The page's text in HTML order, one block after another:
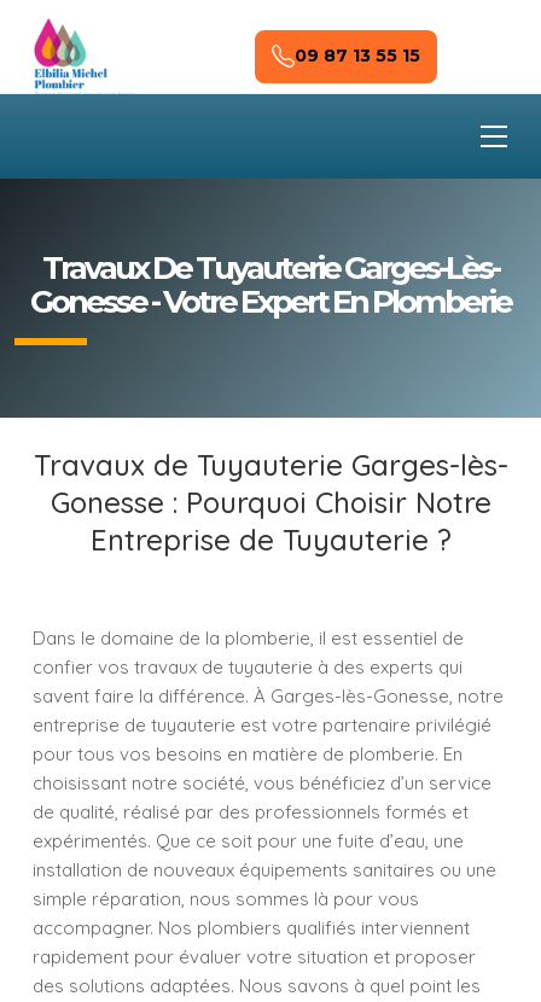
Skip to main content
09 87 13 55 15
Travaux De Tuyauterie Garges-Lès-
Gonesse - Votre Expert En Plomberie
Travaux de Tuyauterie Garges-lès-
Gonesse : Pourquoi Choisir Notre
Entreprise de Tuyauterie ?
Dans le domaine de la plomberie, il est essentiel de
confier vos travaux de tuyauterie à des experts qui
savent faire la différence. À Garges-lès-Gonesse, notre
entreprise de tuyauterie est votre partenaire privilégié
pour tous vos besoins en matière de plomberie. En
choisissant notre société, vous bénéficiez d’un service
de qualité, réalisé par des professionnels formés et
expérimentés. Que ce soit pour une fuite d’eau, une
installation de nouveaux équipements sanitaires ou une
simple réparation, nous sommes là pour vous
accompagner. Nos plombiers qualifiés interviennent
rapidement pour évaluer votre situation et proposer
des solutions adaptées. Nous savons à quel point les